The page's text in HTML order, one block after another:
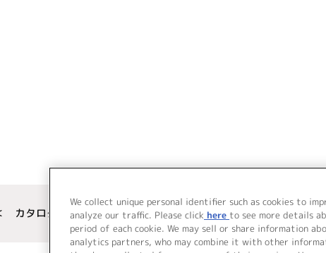
カタログサイト トップページへ
We collect unique personal identifier such as cookies to
analyze our traffic. Please click here to see more details
period of each cookie. We may sell or share information
analytics partners, who may combine it with other